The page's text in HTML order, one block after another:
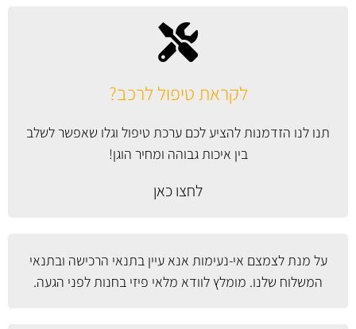
לקראת טיפול לרכב?
תנו לנו הזדמנות להציע לכם ערכת טיפול וגלו שאפשר לשלב
בין איכות גבוהה ומחיר הוגן!
לחצו כאן
על מנת לצמצם אי-נעימות אנא עייןבתנאי הרכישה ובתנאי
המשלוח שלנו. מומלץ לוודא מלאי פיזי בחנות לפני הגעה.